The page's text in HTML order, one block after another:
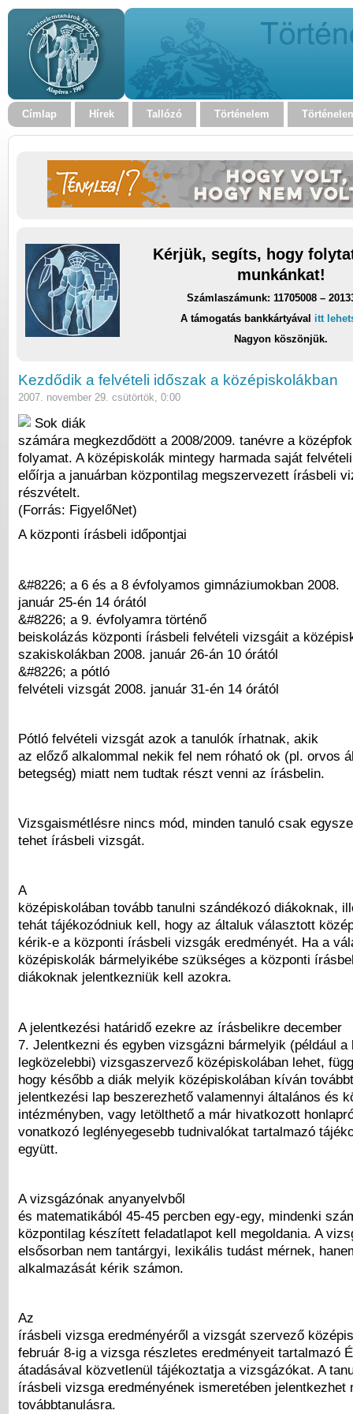
Címlap Hírek Tallózó Történelem
Kérjük, segíts, hogy
munkánkat!
Számlaszámunk: 11705008 –
A támogatás bankkártyával itt
Nagyon köszönjük.
Kezdődik a felvételi időszak a középiskolákban
2007. november 29. csütörtök, 0:00
Sok diák
számára megkezdődött a 2008/2009. tanévre a
folyamat. A középiskolák mintegy harmada saját
előírja a januárban központilag megszervezett írásbeli
részvételt.
(Forrás: FigyelőNet)
A központi írásbeli időpontjai
&#8226; a 6 és a 8 évfolyamos gimnáziumokban 2008.
január 25-én 14 órától
&#8226; a 9. évfolyamra történő
beiskolázás központi írásbeli felvételi vizsgáit a
szakiskolákban 2008. január 26-án 10 órától
&#8226; a pótló
felvételi vizsgát 2008. január 31-én 14 órától
Pótló felvételi vizsgát azok a tanulók írhatnak, akik
az előző alkalommal nekik fel nem róható ok (pl. orvos
betegség) miatt nem tudtak részt venni az írásbelin.
Vizsgaismétlésre nincs mód, minden tanuló csak
tehet írásbeli vizsgát.
A
középiskolában tovább tanulni szándékozó diákoknak,
tehát tájékozódniuk kell, hogy az általuk választott
kérik-e a központi írásbeli vizsgák eredményét. Ha a
középiskolák bármelyikébe szükséges a központi
diákoknak jelentkezniük kell azokra.
A jelentkezési határidő ezekre az írásbelikre december
7. Jelentkezni és egyben vizsgázni bármelyik (például a
legközelebbi) vizsgaszervező középiskolában lehet,
hogy később a diák melyik középiskolában kíván
jelentkezési lap beszerezhető valamennyi általános és
intézményben, vagy letölthető a már hivatkozott
vonatkozó leglényegesebb tudnivalókat tartalmazó
együtt.
A vizsgázónak anyanyelvből
és matematikából 45-45 percben egy-egy, mindenki
központilag készített feladatlapot kell megoldania. A
elsősorban nem tantárgyi, lexikális tudást mérnek,
alkalmazását kérik számon.
Az
írásbeli vizsga eredményéről a vizsgát szervező
február 8-ig a vizsga részletes eredményeit tartalmazó
átadásával közvetlenül tájékoztatja a vizsgázókat. A
írásbeli vizsga eredményének ismeretében jelentkezhet
továbbtanulásra.